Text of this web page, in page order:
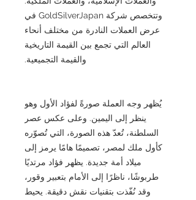
وتتخصص شركة GoldSilverJapan في
عرض العملات النادرة من مختلف أنحاء
العالم التي تجمع بين القيمة التاريخية
والقيمة التجميعية.
يُظهر وجه العملة صورةً لفؤاد الأول وهو
ينظر إلى اليمين. وعلى عكس عصر
السلطنة، تُعدّ هذه الصورة، التي تُصوّره
كأول ملك لمصر، تصميمًا هامًا يرمز إلى
ميلاد أمة جديدة. يظهر فؤاد مرتديًا
طربوشًا، ناظرًا إلى الأمام بتعبير وقور،
وقد نُفّذت بتقنيات نقش دقيقة. يحيط